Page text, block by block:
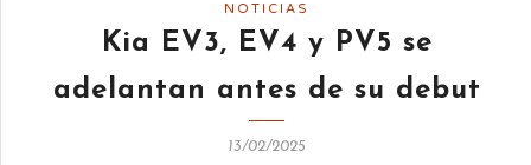
NOTICIAS
Kia EV3, EV4 y PV5 se
adelantan antes de su debut
13/02/2025